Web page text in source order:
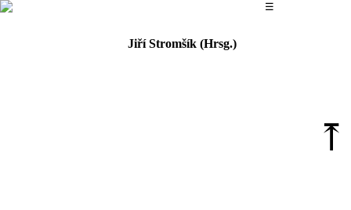
Das
☰
Jiří Stromšík (Hrsg.)
⤒